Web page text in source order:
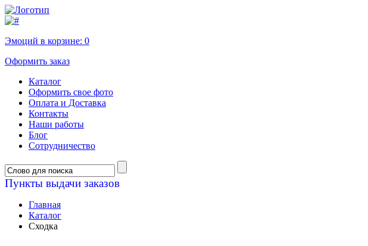
Эмоций в корзине: 0
Оформить заказ
Каталог
Оформить свое фото
Оплата и Доставка
Контакты
Наши работы
Блог
Сотрудничество
Пункты выдачи заказов
Главная
Каталог
Сходка